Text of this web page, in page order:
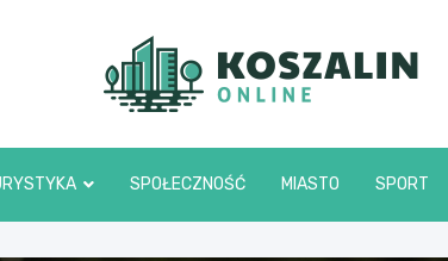
SPOŁECZNOŚĆ MIASTO SPORT